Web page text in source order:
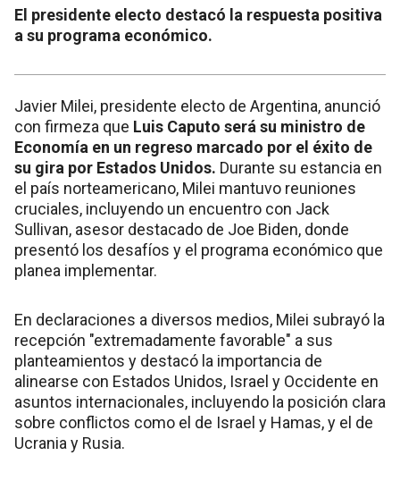
El presidente electo destacó la respuesta positiva
a su programa económico.
Javier Milei, presidente electo de Argentina, anunció
con firmeza que Luis Caputo será su ministro de
Economía en un regreso marcado por el éxito de
su gira por Estados Unidos. Durante su estancia en
el país norteamericano, Milei mantuvo reuniones
cruciales, incluyendo un encuentro con Jack
Sullivan, asesor destacado de Joe Biden, donde
presentó los desafíos y el programa económico que
planea implementar.
En declaraciones a diversos medios, Milei subrayó la
recepción "extremadamente favorable" a sus
planteamientos y destacó la importancia de
alinearse con Estados Unidos, Israel y Occidente en
asuntos internacionales, incluyendo la posición clara
sobre conflictos como el de Israel y Hamas, y el de
Ucrania y Rusia.